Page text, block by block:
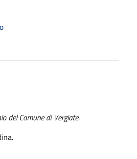
del Comune di Vergiate.